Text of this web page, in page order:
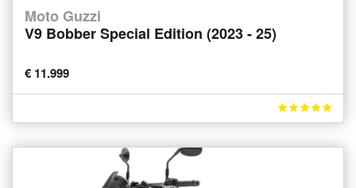
Moto Guzzi
V9 Bobber Special Edition (2023 - 25)
€ 11.999